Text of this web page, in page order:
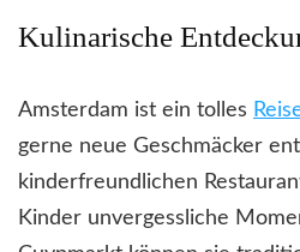
Kulinarische
Amsterdam ist ein tolles
gerne neue Geschmäcker
kinderfreundlichen
Kinder unvergessliche